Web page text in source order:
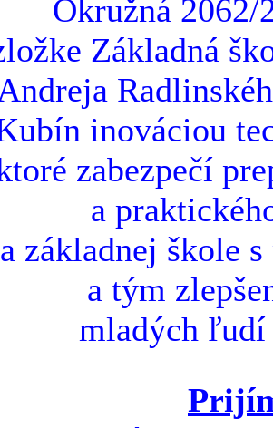
Okružná
Základná
inováciou
zabezpečí
a
základnej škole
a tým
mladých ľudí